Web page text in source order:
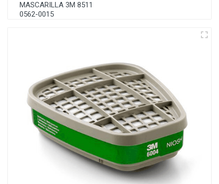
MASCARILLA 3M 8511
0562-0015